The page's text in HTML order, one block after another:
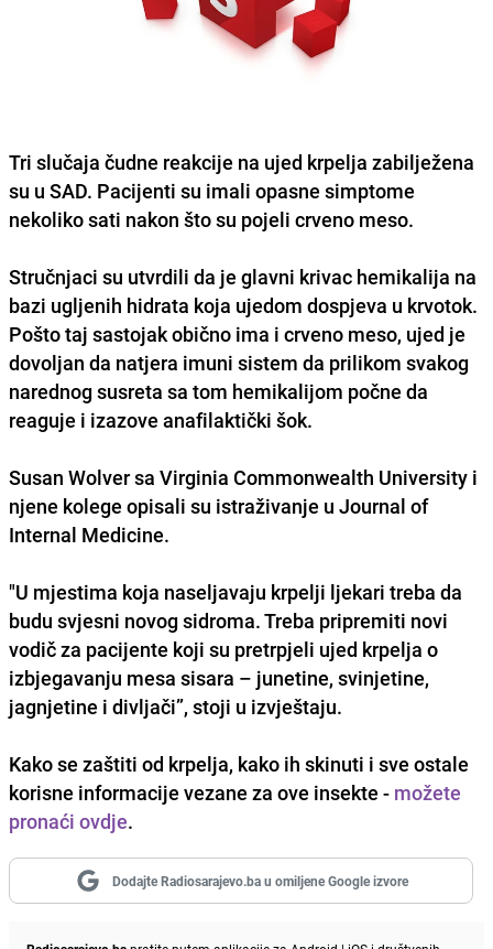
Tri slučaja čudne reakcije na ujed krpelja zabilježena
su u SAD. Pacijenti su imali opasne simptome
nekoliko sati nakon što su pojeli crveno meso.
Stručnjaci su utvrdili da je glavni krivac hemikalija na
bazi ugljenih hidrata koja ujedom dospjeva u krvotok.
Pošto taj sastojak obično ima i crveno meso, ujed je
dovoljan da natjera imuni sistem da prilikom svakog
narednog susreta sa tom hemikalijom počne da
reaguje i izazove anafilaktički šok.
Susan Wolversa Virginia Commonwealth University i
njene kolege opisali su istraživanje u Journal of
Internal Medicine.
"U mjestima koja naseljavaju krpelji ljekari treba da
budu svjesni novog sidroma. Treba pripremiti novi
vodič za pacijente koji su pretrpjeli ujed krpelja o
izbjegavanju mesa sisara – junetine, svinjetine,
jagnjetine i divljači”, stoji u izvještaju.
Kako se zaštiti od krpelja, kako ih skinuti i sve ostale
korisne informacije vezane za ove insekte - možete
pronaći ovdje.
Dodajte Radiosarajevo.ba u omiljene Google izvore